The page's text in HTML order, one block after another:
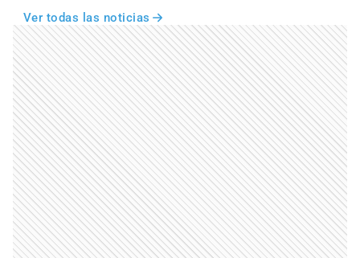
Ver todas las noticias